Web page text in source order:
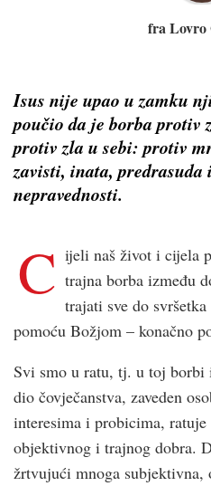
fra Lovro
Isus nije upao u zamku
poučio da je borba protiv
protiv zla u sebi: protiv
zavisti, inata,
nepravednosti.
C ijeli naš život i cijela
trajna borba između
trajati sve do
pomoću Božjom – konačno
Svi smo u ratu, tj. u toj
dio čovječanstva, zaveden
interesima i probicima,
objektivnog i trajnog dobra.
žrtvujući mnoga subjektivna,